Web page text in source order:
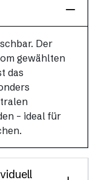
Der
gewählten
das
– ideal für